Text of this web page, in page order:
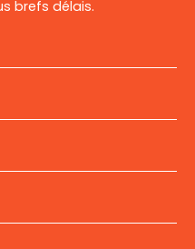
brefs délais.